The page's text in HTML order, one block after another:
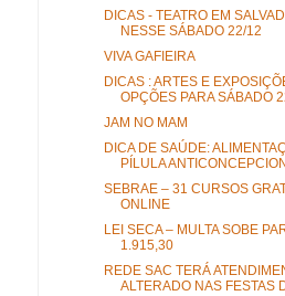
DICAS - TEATRO EM
NESSE SÁBADO 22/12
VIVA GAFIEIRA
DICAS : ARTES E
OPÇÕES PARA SÁBADO
JAM NO MAM
DICA DE SAÚDE:
PÍLULA
SEBRAE – 31 CURSOS
ONLINE
LEI SECA – MULTA SOBE
1.915,30
REDE SAC TERÁ
ALTERADO NAS FESTAS